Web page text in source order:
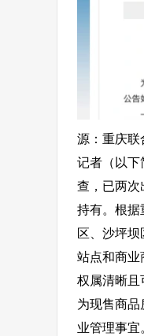
源：重庆联
记者（以下
查，已两次
持有。根据
区、沙坪
站点和商业
权属清晰且
为现售商
业管理事